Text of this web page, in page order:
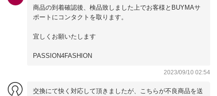
商品の到着確認後、検品致しました上でお客様とBUYMAサ
ポートにコンタクトを取ります。
宜しくお願いたします
PASSION4FASHION
2023/09/10 02:54
交換にて快く対応して頂きましたが、こちらが不良商品を送